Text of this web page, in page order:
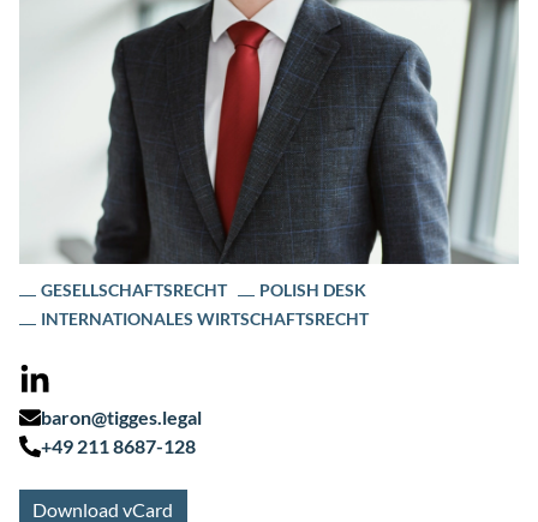
GESELLSCHAFTSRECHT
POLISH DESK
INTERNATIONALES WIRTSCHAFTSRECHT
baron@tigges.legal
+49 211 8687-128
Download vCard